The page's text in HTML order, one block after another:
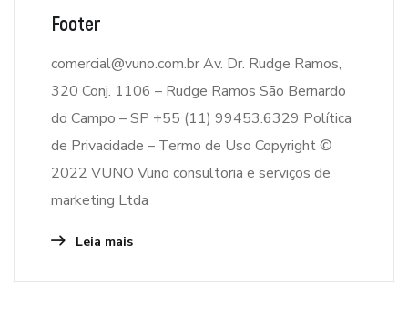
Footer
comercial@vuno.com.br Av. Dr. Rudge Ramos,
320 Conj. 1106 – Rudge Ramos São Bernardo
do Campo – SP +55 (11) 99453.6329 Política
de Privacidade – Termo de Uso Copyright ©
2022 VUNO Vuno consultoria e serviços de
marketing Ltda
Leia mais